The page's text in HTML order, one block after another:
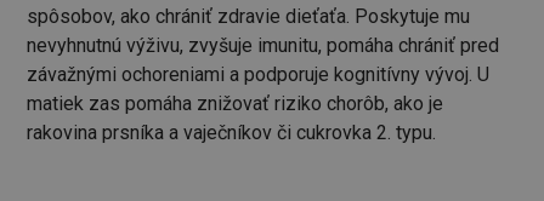
spôsobov, ako chrániť zdravie dieťaťa. Poskytuje mu
nevyhnutnú výživu, zvyšuje imunitu, pomáha chrániť pred
závažnými ochoreniami a podporuje kognitívny vývoj. U
matiek zas pomáha znižovať riziko chorôb, ako je
rakovina prsníka a vaječníkov či cukrovka 2. typu.